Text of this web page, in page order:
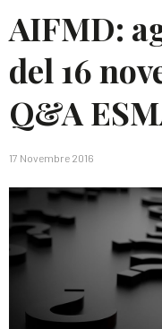
AIFMD:
del 16
Q&A
17 Novembre 2016